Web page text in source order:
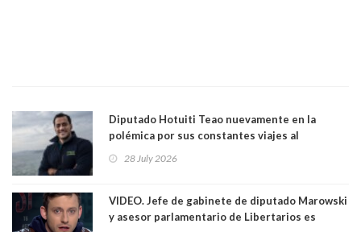
Diputado Hotuiti Teao nuevamente en la
polémica por sus constantes viajes al
vacaciones para irse a Londres y Paris por 18
28 July 2026
VIDEO. Jefe de gabinete de diputado Marowski
y asesor parlamentario de Libertarios es